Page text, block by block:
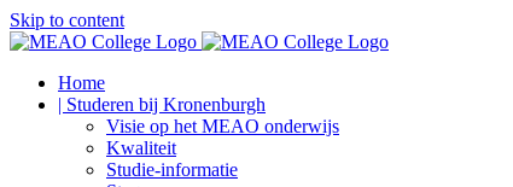
Skip to content
Home
| Studeren bij Kronenburgh
Visie op het MEAO onderwijs
Kwaliteit
Studie-informatie